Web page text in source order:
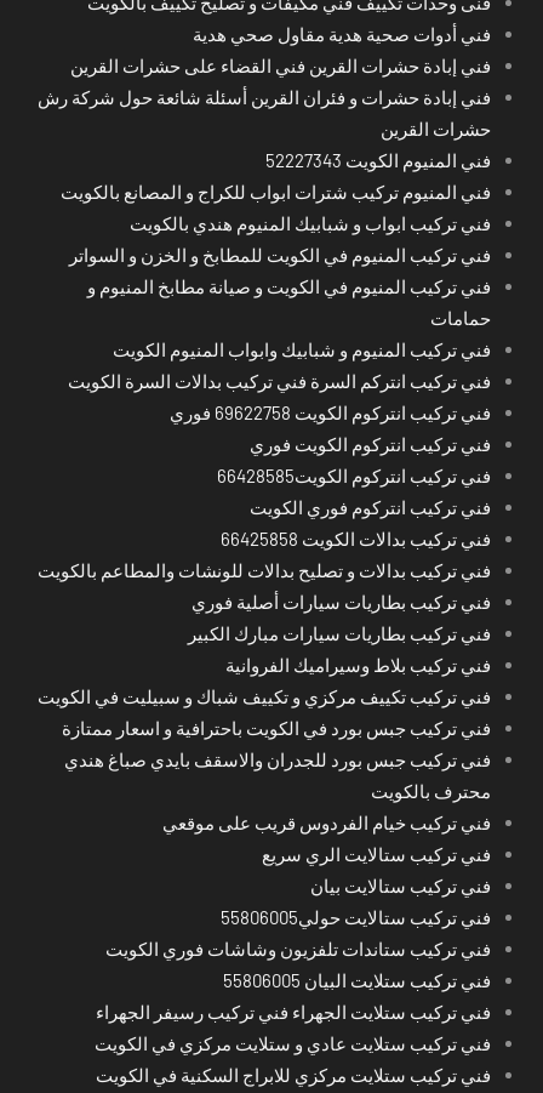
فني أدوات صحية هدية مقاول صحي هدية
فني إبادة حشرات القرين فني القضاء على حشرات القرين
فني إبادة حشرات و فئران القرين أسئلة شائعة حول شركة رش
حشرات القرين
فني المنيوم الكويت 52227343
فني المنيوم تركيب شترات ابواب للكراج و المصانع بالكويت
فني تركيب ابواب و شبابيك المنيوم هندي بالكويت
فني تركيب المنيوم في الكويت للمطابخ و الخزن و السواتر
فني تركيب المنيوم في الكويت و صيانة مطابخ المنيوم و
حمامات
فني تركيب المنيوم و شبابيك وابواب المنيوم الكويت
فني تركيب انتركم السرة فني تركيب بدالات السرة الكويت
فني تركيب انتركوم الكويت 69622758 فوري
فني تركيب انتركوم الكويت فوري
فني تركيب انتركوم الكويت66428585
فني تركيب انتركوم فوري الكويت
فني تركيب بدالات الكويت 66425858
فني تركيب بدالات و تصليح بدالات للونشات والمطاعم بالكويت
فني تركيب بطاريات سيارات أصلية فوري
فني تركيب بطاريات سيارات مبارك الكبير
فني تركيب بلاط وسيراميك الفروانية
فني تركيب تكييف مركزي و تكييف شباك و سبيليت في الكويت
فني تركيب جبس بورد في الكويت باحترافية و اسعار ممتازة
فني تركيب جبس بورد للجدران والاسقف بايدي صباغ هندي
محترف بالكويت
فني تركيب خيام الفردوس قريب على موقعي
فني تركيب ستالايت الري سريع
فني تركيب ستالايت بيان
فني تركيب ستالايت حولي55806005
فني تركيب ستاندات تلفزيون وشاشات فوري الكويت
فني تركيب ستلايت البيان 55806005
فني تركيب ستلايت الجهراء فني تركيب رسيفر الجهراء
فني تركيب ستلايت عادي و ستلايت مركزي في الكويت
فني تركيب ستلايت مركزي للابراج السكنية في الكويت